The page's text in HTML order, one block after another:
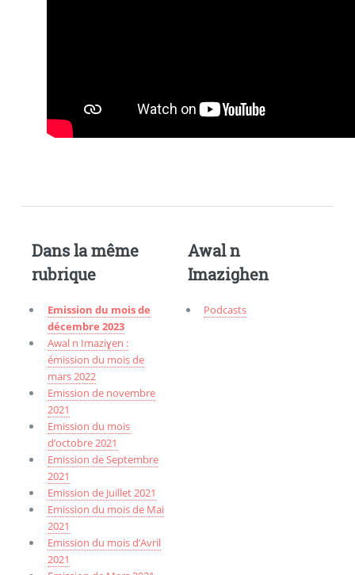
Dans la même
rubrique
Emission du mois de
décembre 2023
Awal n Imaziɣen :
émission du mois de
mars 2022
Emission de novembre
2021
Emission du mois
d’octobre 2021
Emission de Septembre
2021
Emission de Juillet 2021
Emission du mois de Mai
2021
Emission du mois d’Avril
2021
Awal n
Imazighen
Podcasts